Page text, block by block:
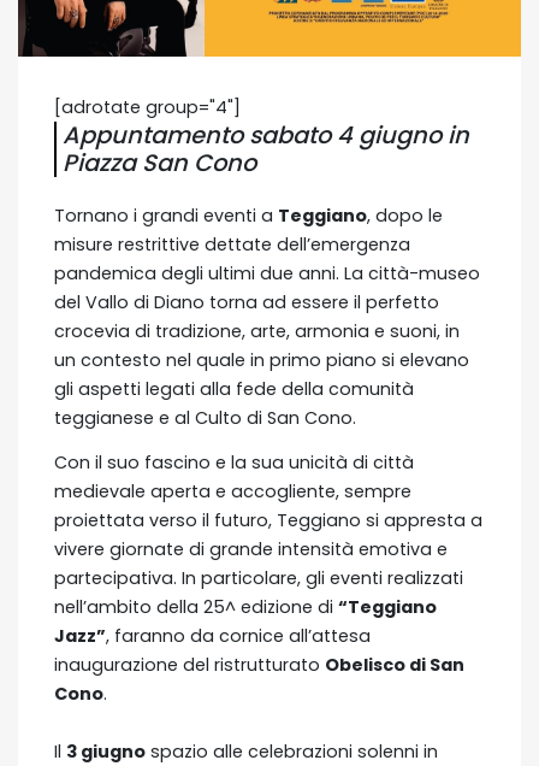
[adrotate group="4"]
Appuntamento sabato 4 giugno in
Piazza San Cono
Tornano i grandi eventi a Teggiano, dopo le
misure restrittive dettate dell’emergenza
pandemica degli ultimi due anni. La città-museo
del Vallo di Diano torna ad essere il perfetto
crocevia di tradizione, arte, armonia e suoni, in
un contesto nel quale in primo piano si elevano
gli aspetti legati alla fede della comunità
teggianese e al Culto di San Cono.
Con il suo fascino e la sua unicità di città
medievale aperta e accogliente, sempre
proiettata verso il futuro, Teggiano si appresta a
vivere giornate di grande intensità emotiva e
partecipativa. In particolare, gli eventi realizzati
nell’ambito della 25^ edizione di “Teggiano
Jazz”, faranno da cornice all’attesa
inaugurazione del ristrutturato Obelisco di San
Cono.
Il 3 giugno spazio alle celebrazioni solenni in